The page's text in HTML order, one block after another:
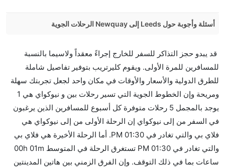
أسئلة وأجوبة حول Leeds إلى Newquay الرحلات الجوية
إلىنيوكواي مما تستغرقه الخطوط الجوية الأخرى؟
نعم. توفر كل من أسرع رحلات الطيران على هذا الطريق،
هل توفر شركات الطيران مساحة إضافية للنوم؟
كثير من خطوط طيران درجة رجال الأعمال توفر مساحة
إضافية للنوم.
هل يمكنني حمل طعامي الخاص؟
نعم، يمكنك حمل طعامك الخاص، و لكن يجب أن يكون معبئا
بشكل جيد.
قد يبدو حجز التذاكر للسفر للخارج إجراءً معقداً ولاسيما بالنسبة
للمسافرين للمرة الأولى. ويقوم كليرتريب بتوفير تفاصيل شاملة
للطرق الدولية والأسعار والأوقات في مكان واحد لجعل تجربتك سهلة
ومريحة وإن الخطوط الجوية التي تسير رحلات بين و نيوكواي هي 1
يوجد بالمجمل 5 رحلات متوفرة كل أسبوع للمسافرين الذين يرغبون
في السفر من إلى نيوكواي إن الرحلة الأولى من إلى نيوكواي هي
فلاي بي والتي تغادر في 01:30 PM. أما الرحلة الأخيرة هي فلاي بي
والتي تغادر في 01:30 PM تستغرق الرحلة في المتوسط 00h 01m
ساعات بما في ذلك التوقف. وإن الفرق الزمني بين هاتين المدينتين